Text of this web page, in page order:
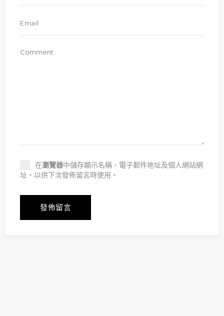
在瀏覽器中儲存顯示名稱、電子郵件地址及個人網站網
址，以供下次發佈留言時使用。